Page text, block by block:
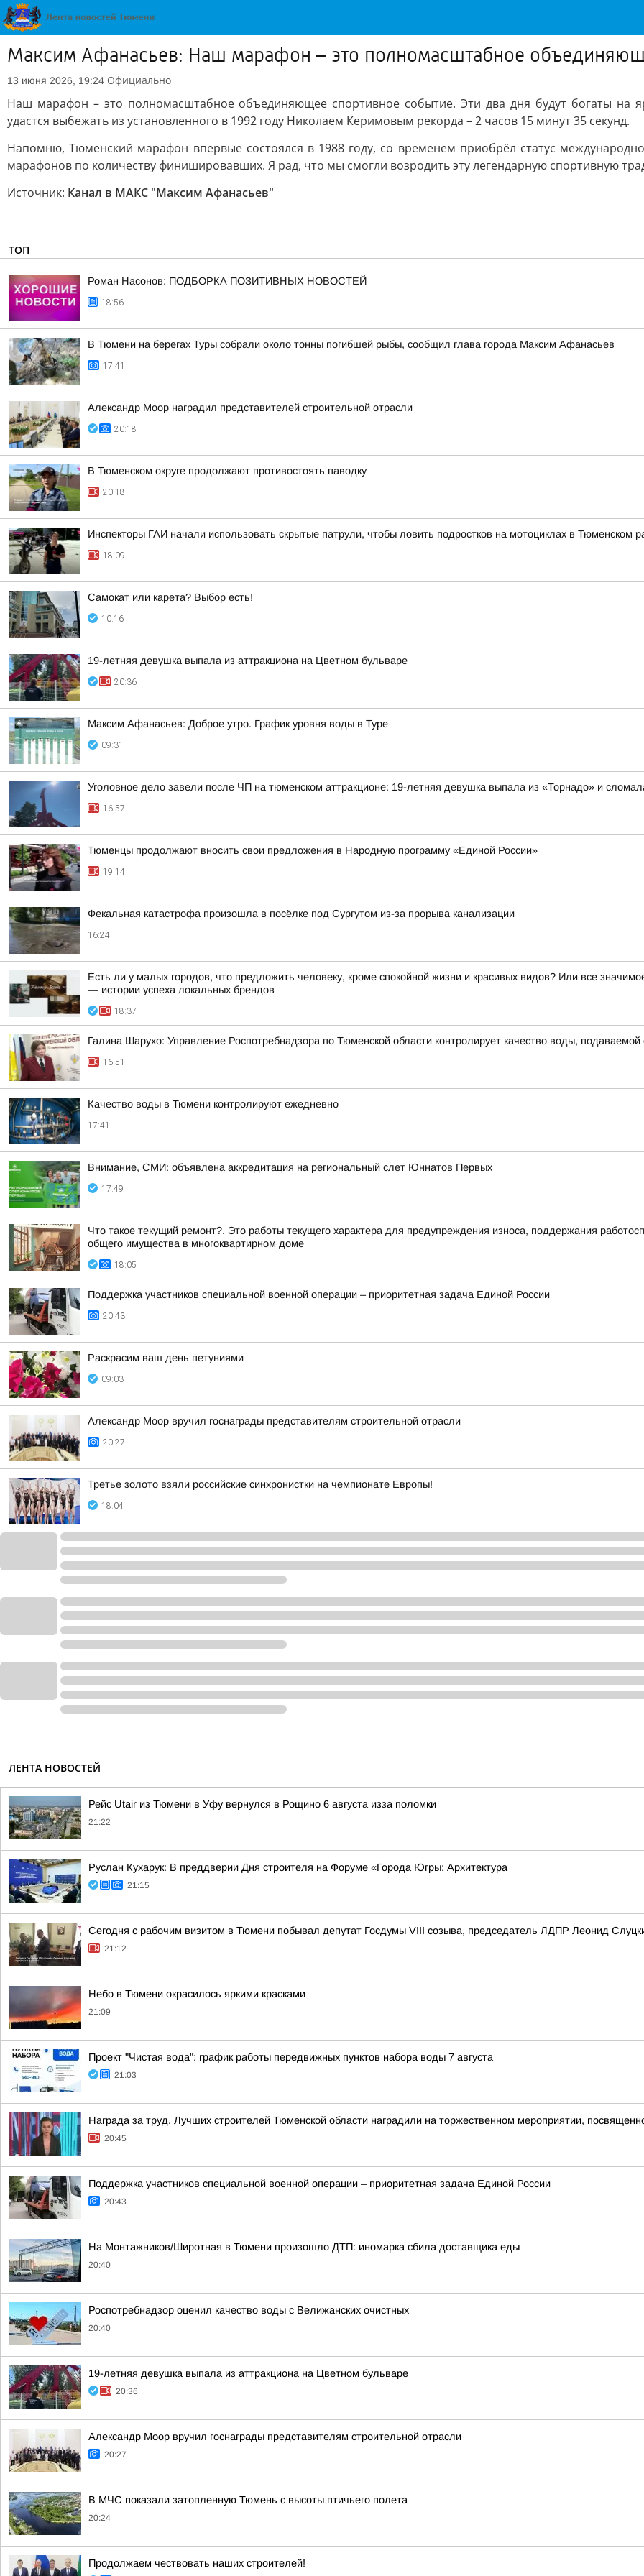
Максим Афанасьев: Наш марафон – это полномасштабное
13 июня 2026, 19:24 Официально
Наш марафон – это полномасштабное объединяющее спортивное событие. Эти два дня будут богаты на
удастся выбежать из установленного в 1992 году Николаем Керимовым рекорда – 2 часов 15 минут 35 секунд.
Напомню, Тюменский марафон впервые состоялся в 1988 году, со временем приобрёл статус
марафонов по количеству финишировавших. Я рад, что мы смогли возродить эту легендарную спортивную
Источник: Канал в МАКС "Максим Афанасьев"
ТОП
Роман Насонов: ПОДБОРКА ПОЗИТИВНЫХ НОВОСТЕЙ
18:56
В Тюмени на берегах Туры собрали около тонны погибшей рыбы, сообщил глава города Максим Афанасьев
17:41
Александр Моор наградил представителей строительной отрасли
20:18
В Тюменском округе продолжают противостоять паводку
20:18
Инспекторы ГАИ начали использовать скрытые патрули, чтобы ловить подростков на мотоциклах в Тюменском
18:09
Самокат или карета? Выбор есть!
10:16
19-летняя девушка выпала из аттракциона на Цветном бульваре
20:36
Максим Афанасьев: Доброе утро. График уровня воды в Туре
09:31
Уголовное дело завели после ЧП на тюменском аттракционе: 19-летняя девушка выпала из «Торнадо» и
16:57
Тюменцы продолжают вносить свои предложения в Народную программу «Единой России»
19:14
Фекальная катастрофа произошла в посёлке под Сургутом из-за прорыва канализации
16:24
Есть ли у малых городов, что предложить человеку, кроме спокойной жизни и красивых видов? Или все
— истории успеха локальных брендов
18:37
Галина Шарухо: Управление Роспотребнадзора по Тюменской области контролирует качество воды,
16:51
Качество воды в Тюмени контролируют ежедневно
17:41
Внимание, СМИ: объявлена аккредитация на региональный слет Юннатов Первых
17:49
Что такое текущий ремонт?. Это работы текущего характера для предупреждения износа, поддержания
общего имущества в многоквартирном доме
18:05
Поддержка участников специальной военной операции – приоритетная задача Единой России
20:43
Раскрасим ваш день петуниями
09:03
Александр Моор вручил госнаграды представителям строительной отрасли
20:27
Третье золото взяли российские синхронистки на чемпионате Европы!
18:04
ЛЕНТА НОВОСТЕЙ
Рейс Utair из Тюмени в Уфу вернулся в Рощино 6 августа изза поломки
21:22
Руслан Кухарук: В преддверии Дня строителя на Форуме «Города Югры: Архитектура
21:15
Сегодня с рабочим визитом в Тюмени побывал депутат Госдумы VIII созыва, председатель ЛДПР Леонид
21:12
Небо в Тюмени окрасилось яркими красками
21:09
Проект "Чистая вода": график работы передвижных пунктов набора воды 7 августа
21:03
Награда за труд. Лучших строителей Тюменской области наградили на торжественном мероприятии,
20:45
Поддержка участников специальной военной операции – приоритетная задача Единой России
20:43
На Монтажников/Широтная в Тюмени произошло ДТП: иномарка сбила доставщика еды
20:40
Роспотребнадзор оценил качество воды с Велижанских очистных
20:40
19-летняя девушка выпала из аттракциона на Цветном бульваре
20:36
Александр Моор вручил госнаграды представителям строительной отрасли
20:27
В МЧС показали затопленную Тюмень с высоты птичьего полета
20:24
Продолжаем чествовать наших строителей!